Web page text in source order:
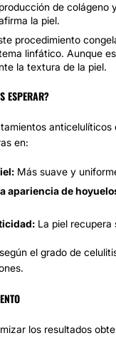
de colágeno
la piel.
procedimiento
linfático. Aunque
la textura de la piel.
ESPERAR?
en:
Más suave y
apariencia de
La piel recupera
el grado de
los resultados